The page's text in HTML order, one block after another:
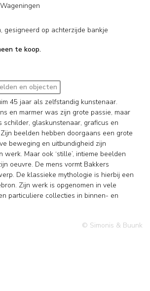
gesigneerd op achterzijde bankje
te koop.
en objecten
45 jaar als zelfstandig kunstenaar.
en marmer was zijn grote passie, maar
schilder, glaskunstenaar, graficus en
beelden hebben doorgaans een grote
beweging en uitbundigheid zijn
werk. Maar ook ‘stille’, intieme beelden
oeuvre. De mens vormt Bakkers
De klassieke mythologie is hierbij een
Zijn werk is opgenomen in vele
particuliere collecties in binnen- en
© Simonis & Buunk